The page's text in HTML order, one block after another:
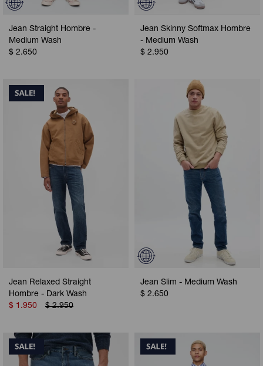
Jean Straight Hombre -
Medium Wash
$ 2.650
Jean Skinny Softmax Hombre
- Medium Wash
$ 2.950
Jean Relaxed Straight
Hombre - Dark Wash
$ 1.950 $ 2.950
Jean Slim - Medium Wash
$ 2.650